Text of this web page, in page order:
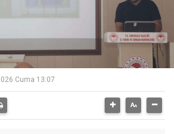
Cuma 13:07